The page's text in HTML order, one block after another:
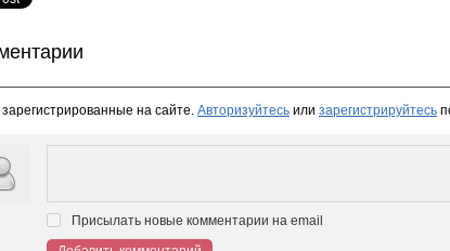
на сайте. Авторизуйтесь или зарегистрируйтесь
Присылать новые комментарии на email